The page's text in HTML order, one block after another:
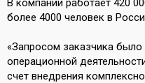
В компании работает 420
более 4000 человек в
«Запросом заказчика
операционной
счет внедрения